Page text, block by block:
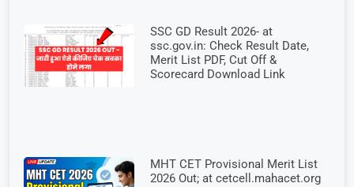
SSC GD Result 2026- at
ssc.gov.in: Check Result Date,
Merit List PDF, Cut Off &
Scorecard Download Link
MHT CET Provisional Merit List
2026 Out; at cetcell.mahacet.org